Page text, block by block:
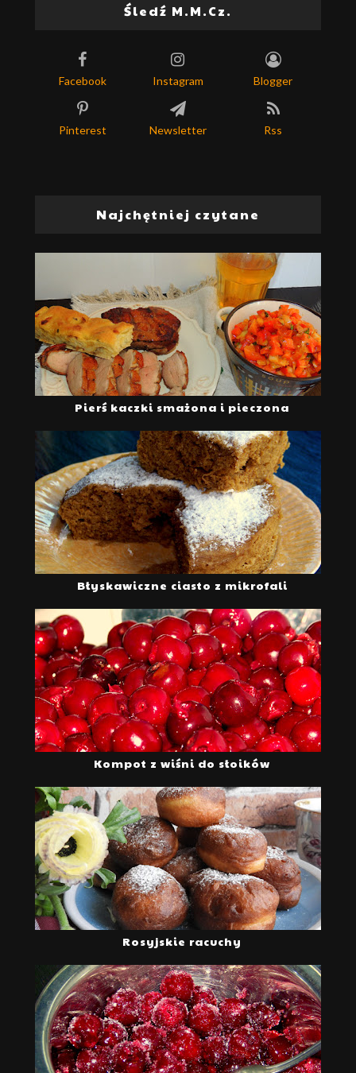
Śledź M.M.Cz.
Facebook Instagram Blogger
Pinterest Newsletter Rss
Najchętniej czytane
Pierś kaczki smażona i pieczona
Błyskawiczne ciasto z mikrofali
Kompot z wiśni do słoików
Rosyjskie racuchy